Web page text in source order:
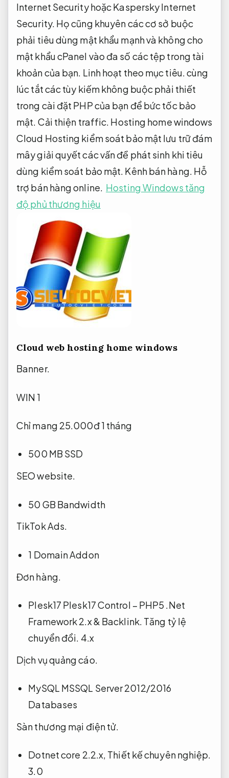
Internet Security hoặc Kaspersky Internet
Security. Họ cũng khuyên các cơ sở buộc
phải tiêu dùng mật khẩu mạnh và không cho
mật khẩu cPanel vào đa số các tệp trong tài
khoản của bạn. Linh hoạt theo mục tiêu.cùng
lúc tắt các tùy kiếm không buộc phải thiết
trong cài đặt PHP của bạn để bức tốc bảo
mật. Cải thiện traffic. Hosting home windows
Cloud Hosting kiểm soát bảo mật lưu trữ đám
mây giải quyết các vấn đề phát sinh khi tiêu
dùng kiểm soát bảo mật. Kênh bán hàng. Hỗ
trợ bán hàng online. Hosting Windows tăng
độ phủ thương hiệu
Cloud web hosting home windows
Banner.
WIN 1
Chỉ mang 25.000đ 1 tháng
500 MB SSD
SEO website.
50 GB Bandwidth
TikTok Ads.
1 Domain Addon
Đơn hàng.
Plesk17 Plesk17 Control – PHP5 .Net
Framework 2.x & Backlink. Tăng tỷ lệ
chuyển đổi. 4.x
Dịch vụ quảng cáo.
MySQL MSSQL Server 2012/2016
Databases
Sàn thương mại điện tử.
Dotnet core 2.2.x, Thiết kế chuyên nghiệp.
3.0